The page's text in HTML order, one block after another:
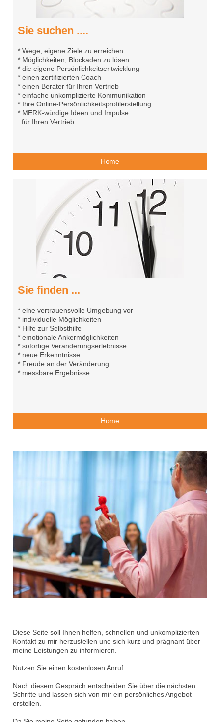
Sie suchen ....
* Wege, eigene Ziele zu erreichen
* Möglichkeiten, Blockaden zu lösen
* die eigene Persönlichkeitsentwicklung
* einen zertifizierten Coach
* einen Berater für Ihren Vertrieb
* einfache unkomplizierte Kommunikation
* Ihre Online-Persönlichkeitsprofilerstellung
* MERK-würdige Ideen und Impulse
für Ihren Vertrieb
Home
Sie finden ...
* eine vertrauensvolle Umgebung vor
* individuelle Möglichkeiten
* Hilfe zur Selbsthilfe
* emotionale Ankermöglichkeiten
* sofortige Veränderungserlebnisse
* neue Erkenntnisse
* Freude an der Veränderung
* messbare Ergebnisse
Home
Diese Seite soll Ihnen helfen, schnellen und unkomplizierten
Kontakt zu mir herzustellen und sich kurz und prägnant über
meine Leistungen zu informieren.
Nutzen Sie einen kostenlosen Anruf.
Nach diesem Gespräch entscheiden Sie über die nächsten
Schritte und lassen sich von mir ein persönliches Angebot
erstellen.